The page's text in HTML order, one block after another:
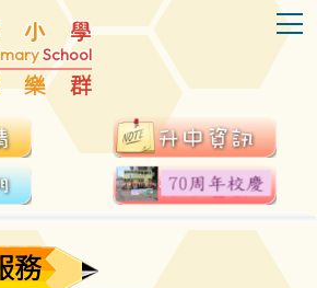
小 學
School
樂 群
務